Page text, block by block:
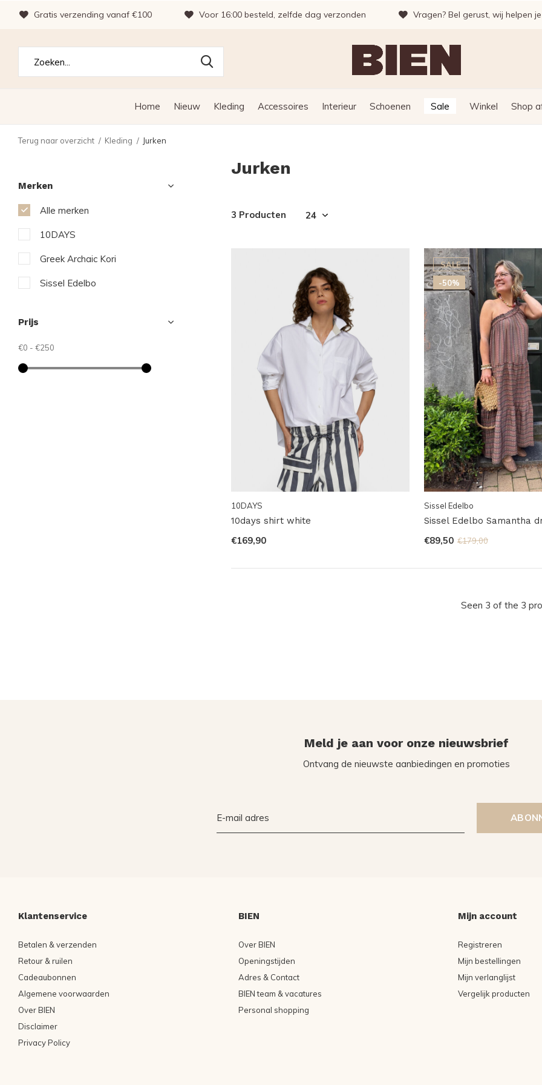
Home Nieuw Kleding Accessoires Interieur Schoenen Sale Winkel Shop
Gratis verzending vanaf €100 Voor 16:00 besteld, zelfde dag verzonden Vragen? Bel gerust, wij helpen
Terug naar overzicht Kleding Jurken
Jurken
3 Producten
10DAYS
10days shirt white
€169,90
SALE
-50%
Sissel Edelbo
Sissel Edelbo Samantha
€89,50 €179,00
Seen 3 of the 3
Merken
Alle merken
10DAYS
Greek Archaic Kori
Sissel Edelbo
Prijs
€0 - €250
Meld je aan voor onze nieuwsbrief
Ontvang de nieuwste aanbiedingen en promoties
Klantenservice
Betalen & verzenden
Retour & ruilen
Cadeaubonnen
Algemene voorwaarden
Over BIEN
Disclaimer
Privacy Policy
BIEN
Over BIEN
Openingstijden
Adres & Contact
BIEN team & vacatures
Personal shopping
Mijn account
Registreren
Mijn bestellingen
Mijn verlanglijst
Vergelijk producten